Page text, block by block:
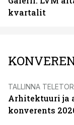
kvartalit
TALLINNA
Arhitektuuri ja
konverents